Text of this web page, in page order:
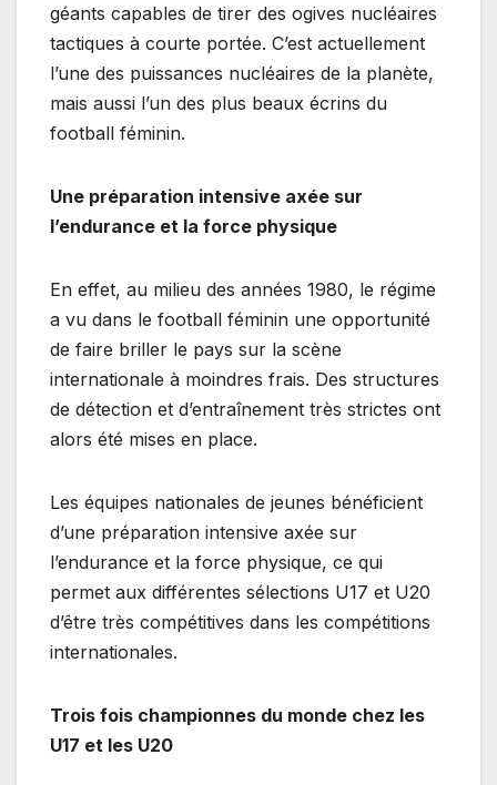
géants capables de tirer des ogives nucléaires
tactiques à courte portée. C’est actuellement
l’une des puissances nucléaires de la planète,
mais aussi l’un des plus beaux écrins du
football féminin.
Une préparation intensive axée sur
l’endurance et la force physique
En effet, au milieu des années 1980, le régime
a vu dans le football féminin une opportunité
de faire briller le pays sur la scène
internationale à moindres frais. Des structures
de détection et d’entraînement très strictes ont
alors été mises en place.
Les équipes nationales de jeunes bénéficient
d’une préparation intensive axée sur
l’endurance et la force physique, ce qui
permet aux différentes sélections U17 et U20
d’être très compétitives dans les compétitions
internationales.
Trois fois championnes du monde chez les
U17 et les U20